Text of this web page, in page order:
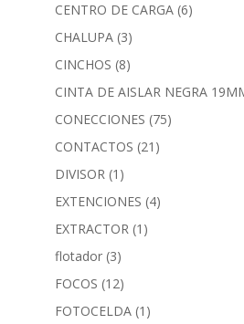
CENTRO DE CARGA (6)
CHALUPA (3)
CINCHOS (8)
CINTA DE AISLAR NEGRA
CONECCIONES (75)
CONTACTOS (21)
DIVISOR (1)
EXTENCIONES (4)
EXTRACTOR (1)
flotador (3)
FOCOS (12)
FOTOCELDA (1)